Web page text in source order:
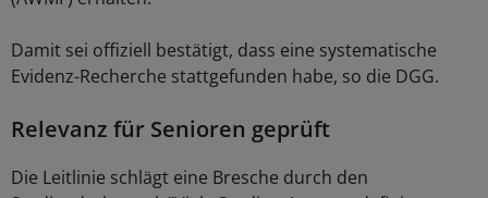
Damit sei offiziell bestätigt, dass eine systematische
Evidenz-Recherche stattgefunden habe, so die DGG.
Relevanz für Senioren geprüft
Die Leitlinie schlägt eine Bresche durch den